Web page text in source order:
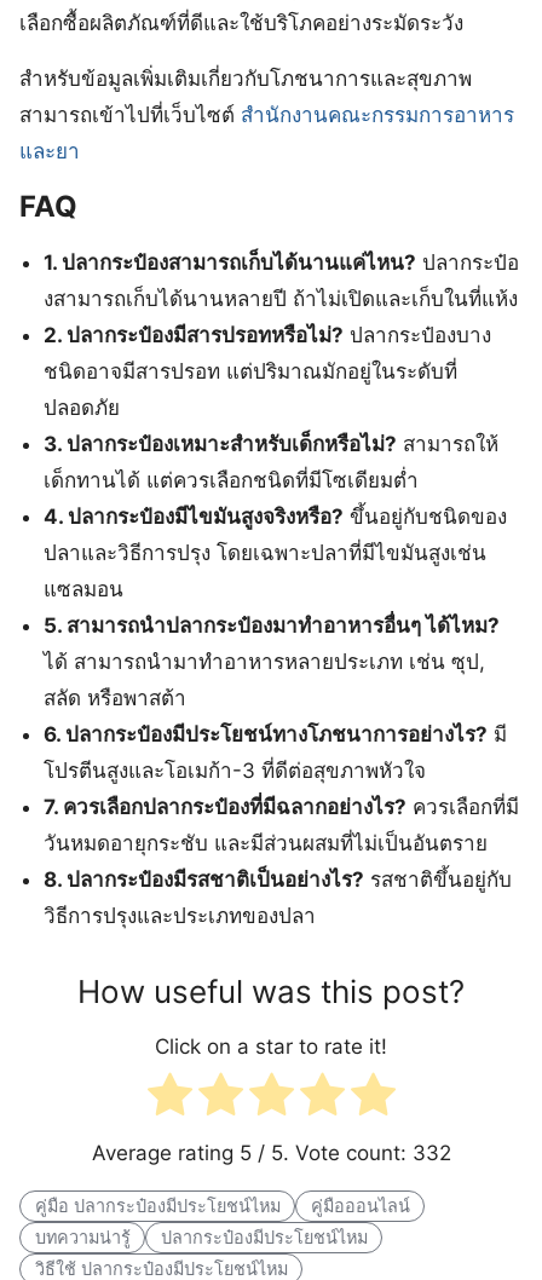
เลือกซื้อผลิตภัณฑ์ที่ดีและใช้บริโภคอย่างระมัดระวัง
สำหรับข้อมูลเพิ่มเติมเกี่ยวกับโภชนาการและสุขภาพ
สามารถเข้าไปที่เว็บไซต์ สำนักงานคณะกรรมการอาหาร
และยา
FAQ
1. ปลากระป๋องสามารถเก็บได้นานแค่ไหน? ปลากระป๋อ
งสามารถเก็บได้นานหลายปี ถ้าไม่เปิดและเก็บในที่แห้ง
2. ปลากระป๋องมีสารปรอทหรือไม่? ปลากระป๋องบาง
ชนิดอาจมีสารปรอท แต่ปริมาณมักอยู่ในระดับที่
ปลอดภัย
3. ปลากระป๋องเหมาะสำหรับเด็กหรือไม่? สามารถให้
เด็กทานได้ แต่ควรเลือกชนิดที่มีโซเดียมต่ำ
4. ปลากระป๋องมีไขมันสูงจริงหรือ? ขึ้นอยู่กับชนิดของ
ปลาและวิธีการปรุง โดยเฉพาะปลาที่มีไขมันสูงเช่น
แซลมอน
5. สามารถนำปลากระป๋องมาทำอาหารอื่นๆ ได้ไหม?
ได้ สามารถนำมาทำอาหารหลายประเภท เช่น ซุป,
สลัด หรือพาสต้า
6. ปลากระป๋องมีประโยชน์ทางโภชนาการอย่างไร? มี
โปรตีนสูงและโอเมก้า-3 ที่ดีต่อสุขภาพหัวใจ
7. ควรเลือกปลากระป๋องที่มีฉลากอย่างไร? ควรเลือกที่มี
วันหมดอายุกระชับ และมีส่วนผสมที่ไม่เป็นอันตราย
8. ปลากระป๋องมีรสชาติเป็นอย่างไร? รสชาติขึ้นอยู่กับ
วิธีการปรุงและประเภทของปลา
How useful was this post?
Click on a star to rate it!
Average rating 5/ 5. Vote count: 332
คู่มือ ปลากระป๋องมีประโยชน์ไหม
คู่มือออนไลน์
บทความน่ารู้
ปลากระป๋องมีประโยชน์ไหม
วิธีใช้ ปลากระป๋องมีประโยชน์ไหม